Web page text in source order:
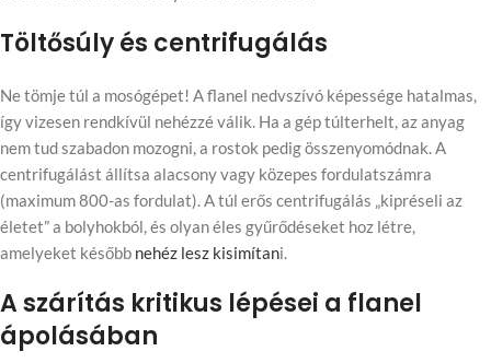
Töltősúly és centrifugálás
Ne tömje túl a mosógépet! A flanel nedvszívó képessége hatalmas,
így vizesen rendkívül nehézzé válik. Ha a gép túlterhelt, az anyag
nem tud szabadon mozogni, a rostok pedig összenyomódnak. A
centrifugálást állítsa alacsony vagy közepes fordulatszámra
(maximum 800-as fordulat). A túl erős centrifugálás „kipréseli az
életet” a bolyhokból, és olyan éles gyűrődéseket hoz létre,
amelyeket később nehéz lesz kisimítani.
A szárítás kritikus lépései a flanel
ápolásában